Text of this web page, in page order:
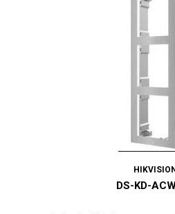
DS-KD-